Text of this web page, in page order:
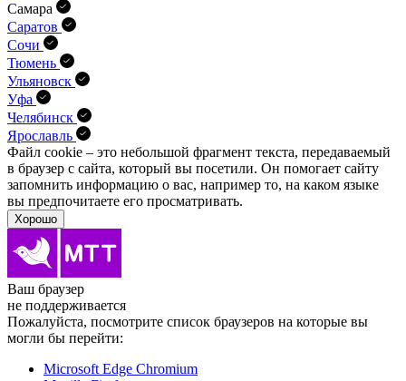
Самара
Саратов
Сочи
Тюмень
Ульяновск
Уфа
Челябинск
Ярославль
Файл cookie – это небольшой фрагмент текста, передава­емый
в браузер с сайта, который вы посетили. Он помо­гает сайту
запомнить информацию о вас, например то, на каком языке
вы предпочитаете его просматривать.
Хорошо
Ваш браузер
не поддерживается
Пожалуйста, посмотрите список браузеров на которые вы
могли бы перейти:
Microsoft Edge Chromium